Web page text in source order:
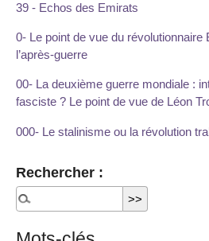
39 - Echos des Emirats
0- Le point de vue du révolutionnaire
l’après-guerre
00- La deuxième guerre mondiale :
fasciste ? Le point de vue de Léon
000- Le stalinisme ou la révolution
Rechercher :